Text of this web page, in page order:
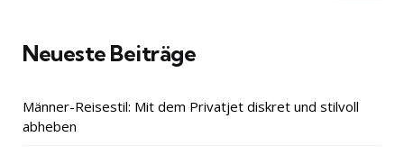
Neueste Beiträge
Männer-Reisestil: Mit dem Privatjet diskret und stilvoll
abheben